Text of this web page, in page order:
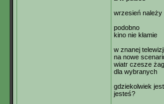
wrzesień należy
podobno
kino nie kłamie
w znanej
na nowe
wiatr czesze
dla wybranych
gdziekolwiek
jesteś?